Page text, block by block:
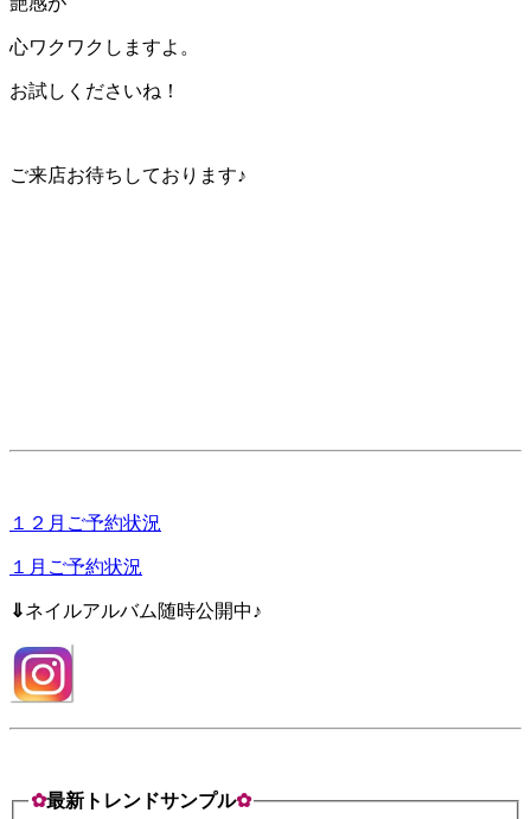
心ワクワクしますよ。
お試しくださいね！
ご来店お待ちしております♪
１２月ご予約状況
１月ご予約状況
⇓ネイルアルバム随時公開中♪
✿最新トレンドサンプル✿